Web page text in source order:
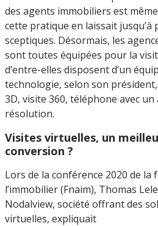
des agents immobiliers est
cette pratique en laissait jusqu’à
sceptiques. Désormais, les
sont toutes équipées pour la
d’entre-elles disposent d’un
technologie, selon son président,
3D, visite 360, téléphone avec
résolution.
Visites virtuelles, un
conversion ?
Lors de la conférence 2020 de
l’immobilier (Fnaim), Thomas
Nodalview, société offrant des
virtuelles, expliquait